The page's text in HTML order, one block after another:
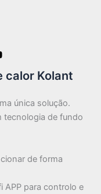
calor Kolant
única solução.
tecnologia de fundo
de forma
APP para controlo e